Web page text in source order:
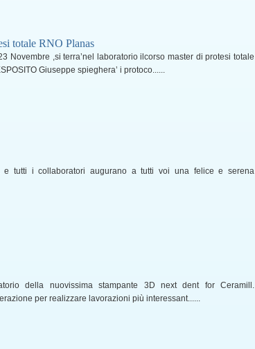
totale RNO Planas
Novembre ,si terra’nel laboratorio ilcorso master di protesi totale
Giuseppe spieghera’ i protoco......
e tutti i collaboratori augurano a tutti voi una felice e serena
della nuovissima stampante 3D next dent for Ceramill.
per realizzare lavorazioni più interessant......